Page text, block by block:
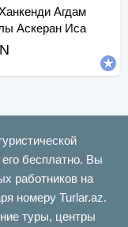
Агдам
Аскеран Иса
бесплатно. Вы
работников на
номеру Turlar.az.
туры, центры